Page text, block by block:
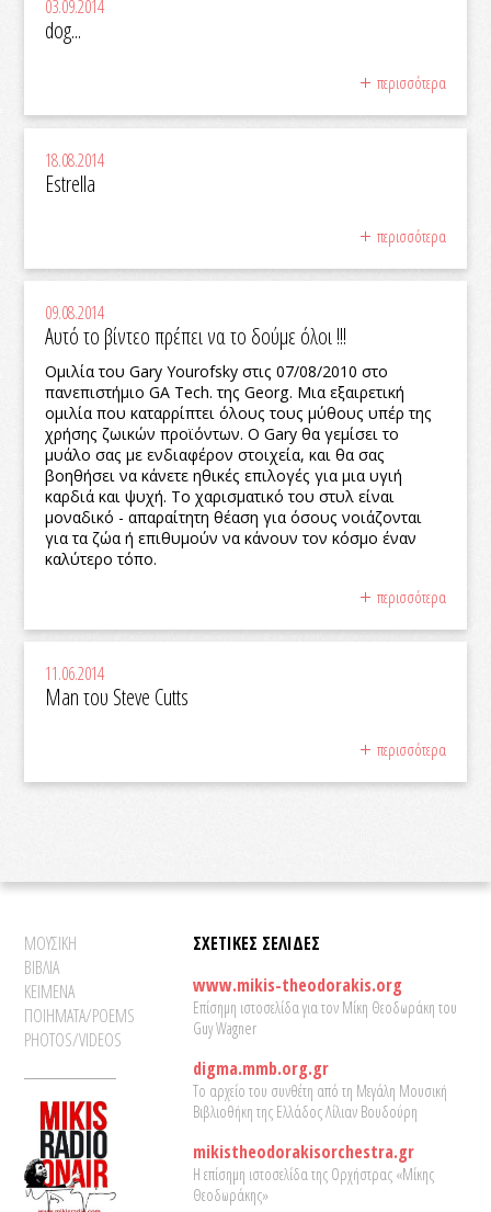
03.09.2014
dog...
περισσότερα
18.08.2014
Estrella
περισσότερα
09.08.2014
Αυτό το βίντεο πρέπει να το δούμε όλοι !!!
Ομιλία του Gary Yourofsky στις 07/08/2010 στο
πανεπιστήμιο GA Tech. της Georg. Μια εξαιρετική
ομιλία που καταρρίπτει όλους τους μύθους υπέρ της
χρήσης ζωικών προϊόντων. Ο Gary θα γεμίσει το
μυάλο σας με ενδιαφέρον στοιχεία, και θα σας
βοηθήσει να κάνετε ηθικές επιλογές για μια υγιή
καρδιά και ψυχή. Το χαρισματικό του στυλ είναι
μοναδικό - απαραίτητη θέαση για όσους νοιάζονται
για τα ζώα ή επιθυμούν να κάνουν τον κόσμο έναν
καλύτερο τόπο.
περισσότερα
11.06.2014
Man του Steve Cutts
περισσότερα
ΜΟΥΣΙΚΗ
ΒΙΒΛΙΑ
ΚΕΙΜΕΝΑ
ΠΟΙΗΜΑΤΑ/POEMS
PHOTOS/VIDEOS
ΣΧΕΤΙΚΕΣ ΣΕΛΙΔΕΣ
www.mikis-theodorakis.org
Επίσημη ιστοσελίδα για τον Μίκη Θεοδωράκη του
Guy Wagner
digma.mmb.org.gr
Το αρχείο του συνθέτη από τη Μεγάλη Μουσική
Βιβλιοθήκη της Ελλάδος Λίλιαν Βουδούρη
mikistheodorakisorchestra.gr
Η επίσημη ιστοσελίδα της Ορχήστρας «Μίκης
Θεοδωράκης»